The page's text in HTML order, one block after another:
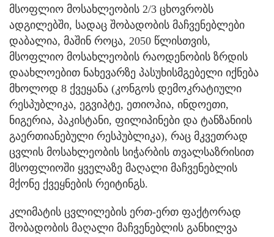
მსოფლიო მოსახლეობის 2/3 ცხოვრობს
ადგილებში, სადაც შობადობის მაჩვენებლები
დაბალია, მაშინ როცა, 2050 წლისთვის,
მსოფლიო მოსახლეობის რაოდენობის ზრდის
დაახლოებით ნახევარზე პასუხისმგებელი იქნება
მხოლოდ 8 ქვეყანა (კონგოს დემოკრატიული
რესპუბლიკა, ეგვიპტე, ეთიოპია, ინდოეთი,
ნიგერია, პაკისტანი, ფილიპინები და ტანზანიის
გაერთიანებული რესპუბლიკა), რაც მკვეთრად
ცვლის მოსახლეობის სიჭარბის თვალსაზრისით
მსოფლიოში ყველაზე მაღალი მაჩვენებლის
მქონე ქვეყნების რეიტინგს.
კლიმატის ცვლილების ერთ-ერთ ფაქტორად
შობადობის მაღალი მაჩვენებლის განხილვა